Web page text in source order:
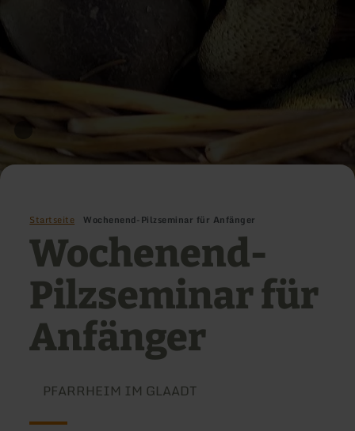
Startseite Wochenend-Pilzseminar für Anfänger
Wochenend-
Pilzseminar für
Anfänger
PFARRHEIM IM GLAADT